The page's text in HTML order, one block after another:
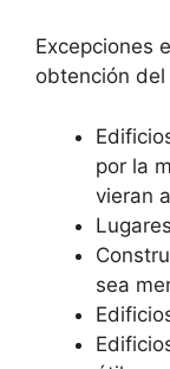
Excepciones
obtención
por la
vieran
sea